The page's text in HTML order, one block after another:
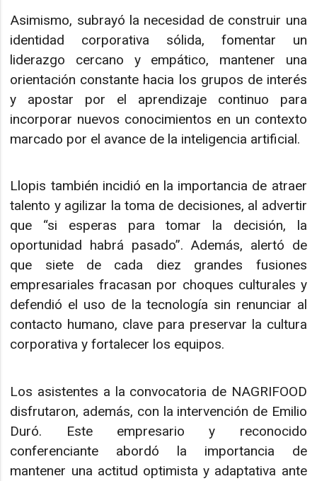
Asimismo, subrayó la necesidad de construir una
identidad corporativa sólida, fomentar un
liderazgo cercano y empático, mantener una
orientación constante hacia los grupos de interés
y apostar por el aprendizaje continuo para
incorporar nuevos conocimientos en un contexto
marcado por el avance de la inteligencia artificial.
Llopis también incidió en la importancia de atraer
talento y agilizar la toma de decisiones, al advertir
que “si esperas para tomar la decisión, la
oportunidad habrá pasado”. Además, alertó de
que siete de cada diez grandes fusiones
empresariales fracasan por choques culturales y
defendió el uso de la tecnología sin renunciar al
contacto humano, clave para preservar la cultura
corporativa y fortalecer los equipos.
Los asistentes a la convocatoria de NAGRIFOOD
disfrutaron, además, con la intervención de Emilio
Duró. Este empresario y reconocido
conferenciante abordó la importancia de
mantener una actitud optimista y adaptativa ante